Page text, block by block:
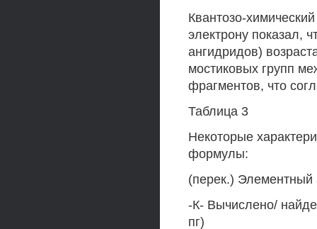
Квантозо-
электрону показал,
ангидридов)
мостиковых групп
фрагментов, что
Таблица 3
Некоторые
формулы:
(перек.) Элементный
-К- Вычислено/
пг)